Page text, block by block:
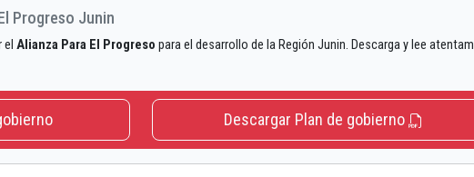
Progreso Junin
Alianza Para El Progreso para el desarrollo de la Región Junin. Descarga y lee
Descargar Plan de gobierno